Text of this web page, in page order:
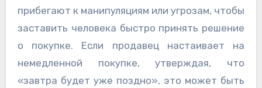
прибегают к манипуляциям или угрозам, чтобы
заставить человека быстро принять решение
о покупке. Если продавец настаивает на
немедленной покупке, утверждая, что
«завтра будет уже поздно», это может быть